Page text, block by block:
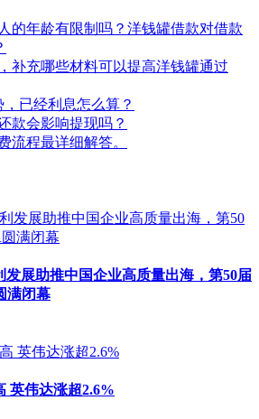
的年龄有限制吗？洋钱罐借款对借款
补充哪些材料可以提高洋钱罐通过
已经利息怎么算？
款会影响提现吗？
流程最详细解答。
发展助推中国企业高质量出海，第50届
满闭幕
英伟达涨超2.6%